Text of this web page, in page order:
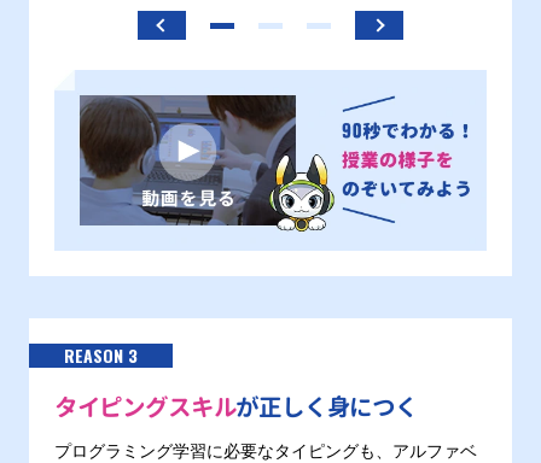
REASON 3
タイピングスキルが正しく身につく
プログラミング学習に必要なタイピングも、アルファベ